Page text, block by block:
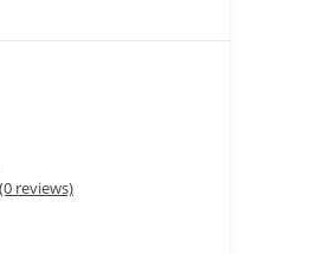
(0 reviews)